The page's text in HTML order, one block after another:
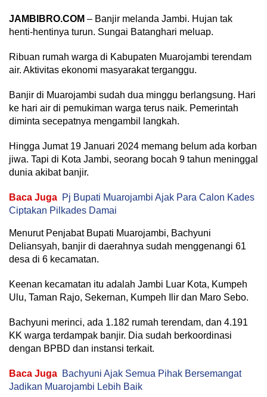
JAMBIBRO.COM – Banjir melanda Jambi. Hujan tak
henti-hentinya turun. Sungai Batanghari meluap.
Ribuan rumah warga di Kabupaten Muarojambi terendam
air. Aktivitas ekonomi masyarakat terganggu.
Banjir di Muarojambi sudah dua minggu berlangsung. Hari
ke hari air di pemukiman warga terus naik. Pemerintah
diminta secepatnya mengambil langkah.
Hingga Jumat 19 Januari 2024 memang belum ada korban
jiwa. Tapi di Kota Jambi, seorang bocah 9 tahun meninggal
dunia akibat banjir.
Baca Juga Pj Bupati Muarojambi Ajak Para Calon Kades
Ciptakan Pilkades Damai
Menurut Penjabat Bupati Muarojambi, Bachyuni
Deliansyah, banjir di daerahnya sudah menggenangi 61
desa di 6 kecamatan.
Keenan kecamatan itu adalah Jambi Luar Kota, Kumpeh
Ulu, Taman Rajo, Sekernan, Kumpeh Ilir dan Maro Sebo.
Bachyuni merinci, ada 1.182 rumah terendam, dan 4.191
KK warga terdampak banjir. Dia sudah berkoordinasi
dengan BPBD dan instansi terkait.
Baca Juga Bachyuni Ajak Semua Pihak Bersemangat
Jadikan Muarojambi Lebih Baik